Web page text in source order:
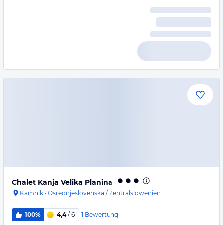
Chalet Kanja Velika Planina
Kamnik · Osrednjeslovenska / Zentralslowenien
100% 4,4/ 6 1 Bewertung